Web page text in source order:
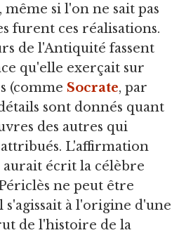
si l'on ne sait pas
furent ces réalisations.
de l'Antiquité fassent
qu'elle exerçait sur
(comme Socrate, par
sont donnés quant
des autres qui
L'affirmation
aurait écrit la célèbre
ne peut être
s'agissait à l'origine d'une
de l'histoire de la